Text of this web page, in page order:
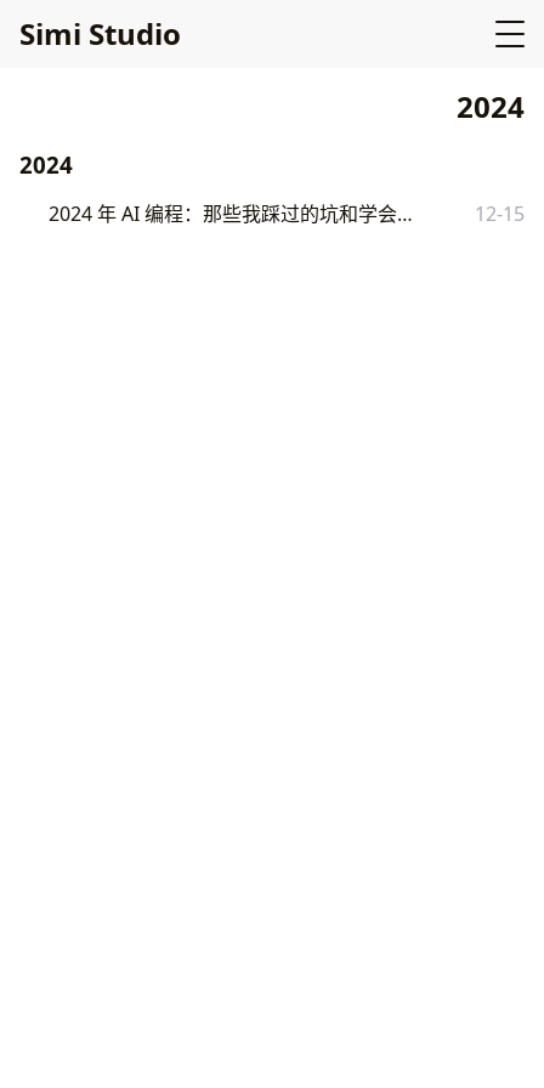
Simi Studio
2024
2024
2024 年 AI 编程：那些我踩过的坑和学会的事 12-15